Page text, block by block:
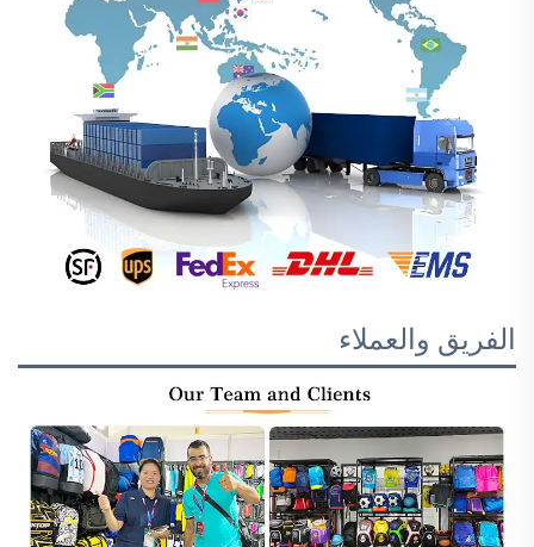
الفريق والعملاء